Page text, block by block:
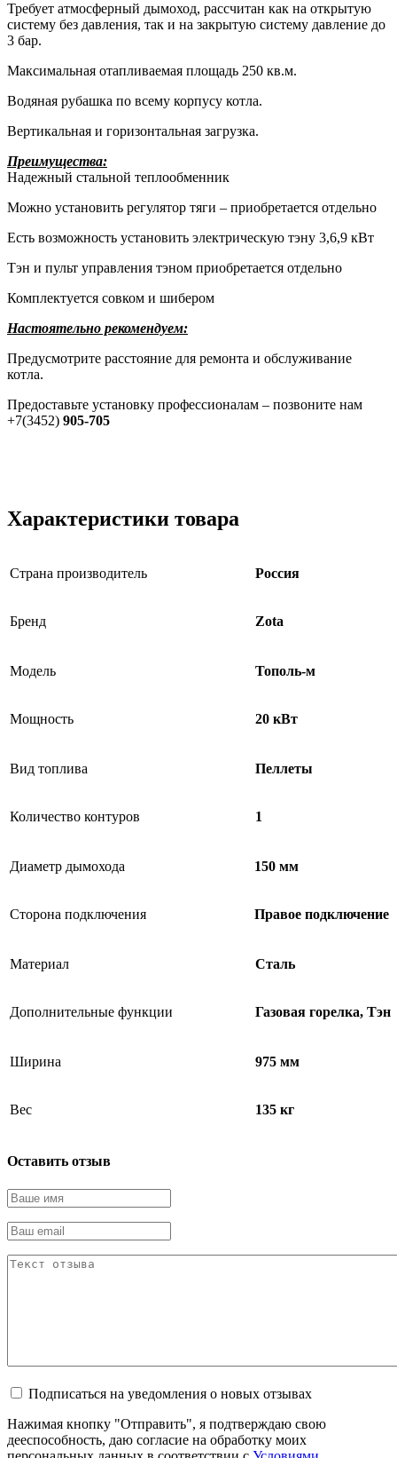
Требует атмосферный дымоход, рассчитан как на открытую
систему без давления, так и на закрытую систему давление до
3 бар.
Максимальная отапливаемая площадь 250 кв.м.
Водяная рубашка по всему корпусу котла.
Вертикальная и горизонтальная загрузка.
Преимущества:
Надежный стальной теплообменник
Можно установить регулятор тяги – приобретается отдельно
Есть возможность установить электрическую тэну 3,6,9 кВт
Тэн и пульт управления тэном приобретается отдельно
Комплектуется совком и шибером
Настоятельно рекомендуем:
Предусмотрите расстояние для ремонта и обслуживание
котла.
Предоставьте установку профессионалам – позвоните нам
+7(3452) 905-705
Характеристики товара
Страна производитель Россия
Бренд Zota
Модель Тополь-м
Мощность 20 кВт
Вид топлива Пеллеты
Количество контуров 1
Диаметр дымохода 150 мм
Сторона подключения Правое подключение
Материал Сталь
Дополнительные функции Газовая горелка, Тэн
Ширина 975 мм
Вес 135 кг
Оставить отзыв
Подписаться на уведомления о новых отзывах
Нажимая кнопку "Отправить", я подтверждаю свою
дееспособность, даю согласие на обработку моих